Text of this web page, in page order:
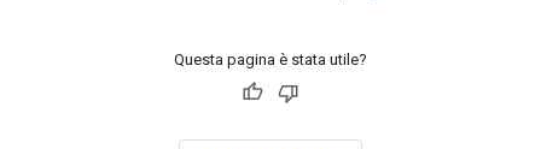
Questa pagina è stata utile?